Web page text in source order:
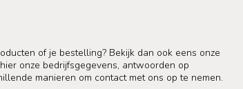
of je bestelling? Bekijk dan ook eens onze
onze bedrijfsgegevens, antwoorden op
manieren om contact met ons op te nemen.